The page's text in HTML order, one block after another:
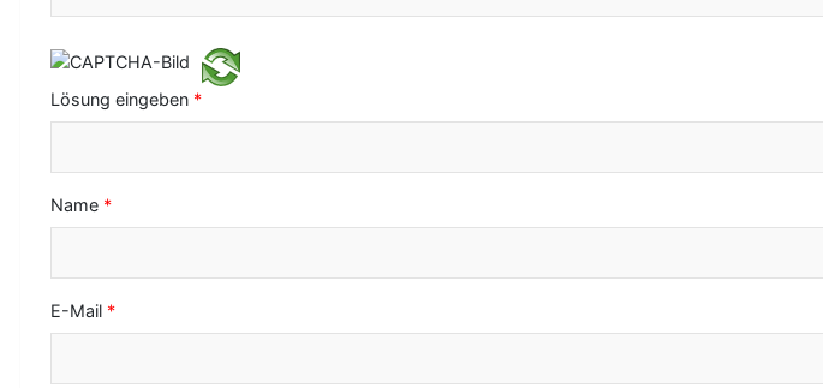
Lösung eingeben *
Name *
E-Mail *